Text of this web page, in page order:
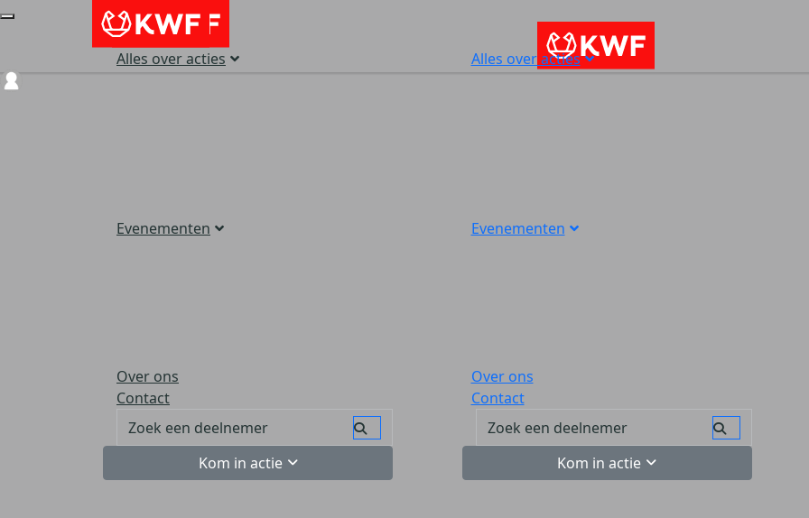
Alles over acties
Evenementen
Over ons
Contact
Kom in actie
Alles over acties
Evenementen
Over ons
Contact
Kom in actie